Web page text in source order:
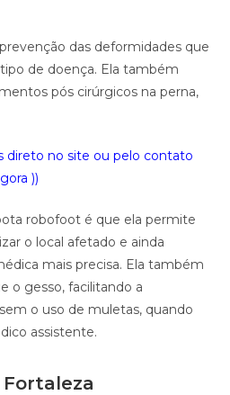
das deformidades que
de doença. Ela também
pós cirúrgicos na perna,
direto no site ou pelo contato
))
robofoot é que ela permite
o local afetado e ainda
mais precisa. Ela também
o gesso, facilitando a
o uso de muletas, quando
assistente.